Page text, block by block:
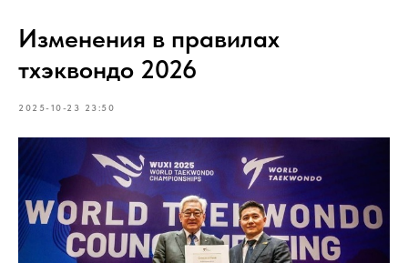
Изменения в правилах
тхэквондо 2026
2025-10-23 23:50